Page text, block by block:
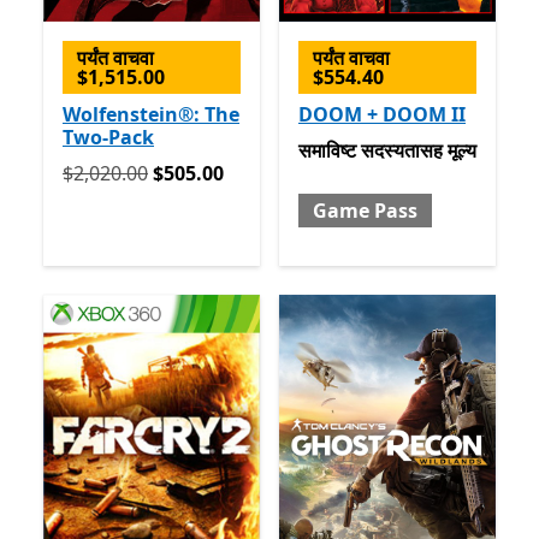
पर्यंत वाचवा
$1,515.00
Wolfenstein®: The
Two-Pack
मूलतः $2,020.00 आता $505.00
$2,020.00$505.00
पर्यंत वाचवा
$554.40
DOOM + DOOM II
समाविष्ट सदस्यतासह मूल्य
समाविष्टसदस्यतासह मूल्य
Game Pass